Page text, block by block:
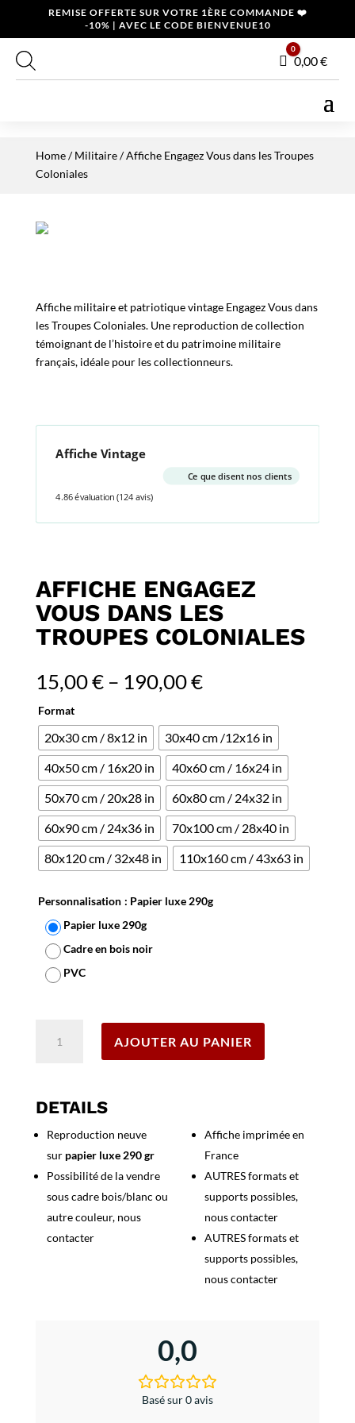
REMISE OFFERTE SUR VOTRE 1ÈRE COMMANDE ❤️
-10% | AVEC LE CODE BIENVENUE10
Panier
0
0,00€
Home/Militaire/ Affiche Engagez Vous dans les Troupes
Coloniales
Affiche militaire et patriotique vintage Engagez Vous dans
les Troupes Coloniales. Une reproduction de collection
témoignant de l’histoire et du patrimoine militaire
français, idéale pour les collectionneurs.
Affiche Vintage
Ce que disent nos clients
4.86 évaluation (124 avis)
AFFICHE ENGAGEZ
VOUS DANS LES
TROUPES COLONIALES
15,00€– 190,00€
Format
20x30 cm / 8x12 in
30x40 cm /12x16 in
40x50 cm / 16x20 in
40x60 cm / 16x24 in
50x70 cm / 20x28 in
60x80 cm / 24x32 in
60x90 cm / 24x36 in
70x100 cm / 28x40 in
80x120 cm / 32x48 in
110x160 cm / 43x63 in
Personnalisation : Papier luxe 290g
Papier luxe 290g
Cadre en bois noir
PVC
Vous
les
Troupes
Coloniales
AJOUTER AU PANIER
DETAILS
Reproduction neuve
sur papier luxe 290 gr
Possibilité de la vendre
sous cadre bois/blanc ou
autre couleur, nous
contacter
Affiche imprimée en
France
AUTRES formats et
supports possibles,
nous contacter
AUTRES formats et
supports possibles,
nous contacter
0,0
Basé sur 0 avis